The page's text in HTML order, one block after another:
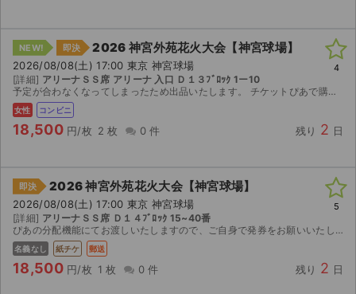
NEW! 即決 2026 神宮外苑花火大会【神宮球場】
2026/08/08(土) 17:00 東京 神宮球場
[詳細] アリーナＳＳ席 アリーナ 入口 Ｄ１３ﾌﾞﾛｯｸ 1ー10
予定が合わなくなってしまったため出品いたします。 チケットぴあで購入したチケットです。 【お渡し方法】 電子チケット（チケットぴあ／イープラス）にて分配または発券番号を取引連絡にてお送りします...
女性 コンビニ
18,500 円/枚 2 枚 0 件 残り 2 日
4
即決 2026 神宮外苑花火大会【神宮球場】
2026/08/08(土) 17:00 東京 神宮球場
[詳細] アリーナＳＳ席 Ｄ１４ﾌﾞﾛｯｸ 15~40番
ぴあの分配機能にてお渡しいたしますので、ご自身で発券をお願いいたします。 以降値下げいたしません
名義なし 紙チケ 郵送
18,500 円/枚 1 枚 0 件 残り 2 日
5